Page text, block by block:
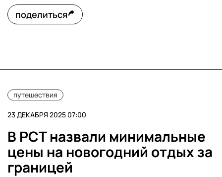
поделиться
путешествия
23 ДЕКАБРЯ 2025 07:00
В РСТ назвали минимальные
цены на новогодний отдых за
границей